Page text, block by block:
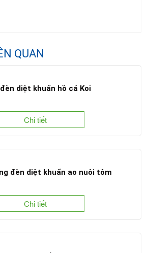
QUAN
diệt khuẩn hồ cá Koi
Chi tiết
đèn diệt khuẩn ao nuôi tôm
Chi tiết